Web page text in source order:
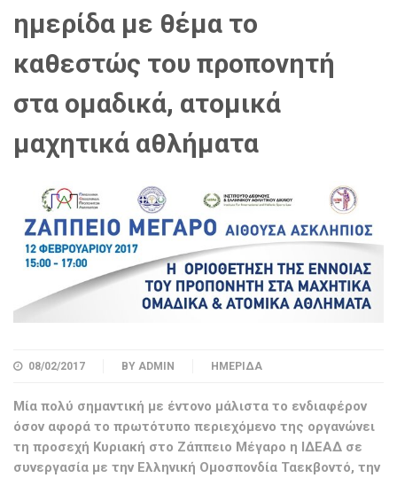
ημερίδα με θέμα το
καθεστώς του προπονητή
στα ομαδικά, ατομικά
μαχητικά αθλήματα
08/02/2017 BY ADMIN ΗΜΕΡΊΔΑ
Μία πολύ σημαντική με έντονο μάλιστα το ενδιαφέρον
όσον αφορά το πρωτότυπο περιεχόμενο της οργανώνει
τη προσεχή Κυριακή στο Ζάππειο Μέγαρο η ΙΔΕΑΔ σε
συνεργασία με την Ελληνική Ομοσπονδία Ταεκβοντό, την